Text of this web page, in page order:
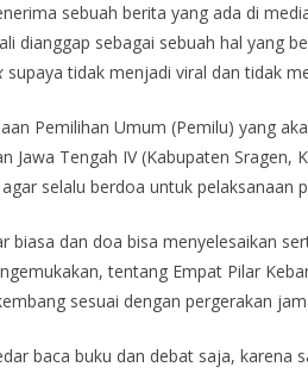
sebuah berita yang ada di
dianggap sebagai sebuah hal yang
supaya tidak menjadi viral dan tidak
Pemilihan Umum (Pemilu) yang
Jawa Tengah IV (Kabupaten
selalu berdoa untuk pelaksanaan
biasa dan doa bisa menyelesaikan
tentang Empat Pilar
sesuai dengan pergerakan
baca buku dan debat saja,